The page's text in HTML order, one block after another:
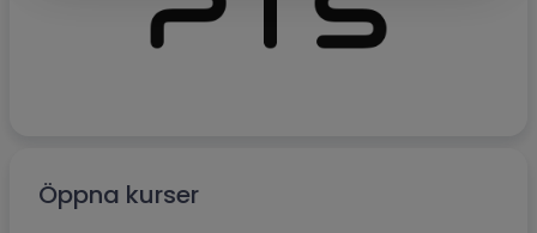
Öppna kurser